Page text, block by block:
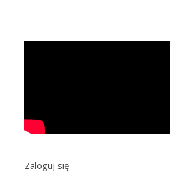
Zaloguj się